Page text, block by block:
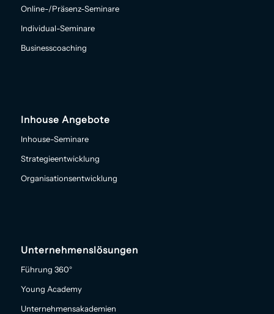
Online-/Präsenz-Seminare
Individual-Seminare
Businesscoaching
Inhouse Angebote
Inhouse-Seminare
Strategieentwicklung
Organisationsentwicklung
Unternehmenslösungen
Führung 360°
Young Academy
Unternehmensakademien